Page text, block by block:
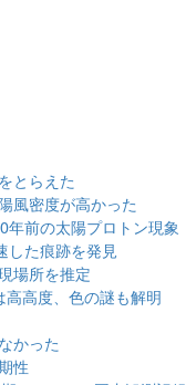
とらえた
風密度が高かった
年前の太陽プロトン現象
した痕跡を発見
場所を推定
高度、色の謎も解明
かった
性